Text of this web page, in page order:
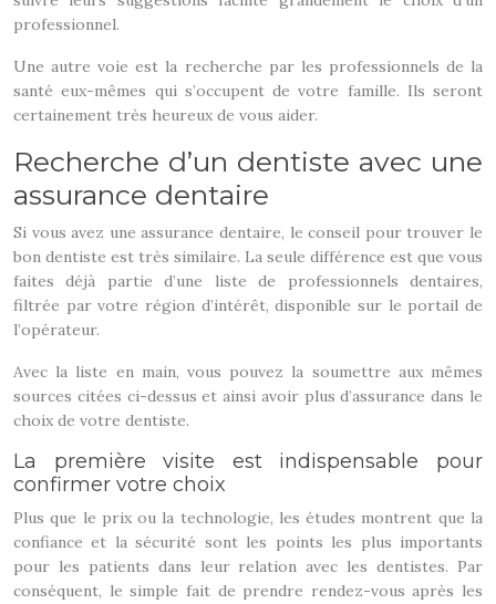
professionnel.
Une autre voie est la recherche par les professionnels de la
santé eux-mêmes qui s’occupent de votre famille. Ils seront
certainement très heureux de vous aider.
Recherche d’un dentiste avec une
assurance dentaire
Si vous avez une assurance dentaire, le conseil pour trouver le
bon dentiste est très similaire. La seule différence est que vous
faites déjà partie d’une liste de professionnels dentaires,
filtrée par votre région d’intérêt, disponible sur le portail de
l’opérateur.
Avec la liste en main, vous pouvez la soumettre aux mêmes
sources citées ci-dessus et ainsi avoir plus d’assurance dans le
choix de votre dentiste.
La première visite est indispensable pour
confirmer votre choix
Plus que le prix ou la technologie, les études montrent que la
confiance et la sécurité sont les points les plus importants
pour les patients dans leur relation avec les dentistes. Par
conséquent, le simple fait de prendre rendez-vous après les